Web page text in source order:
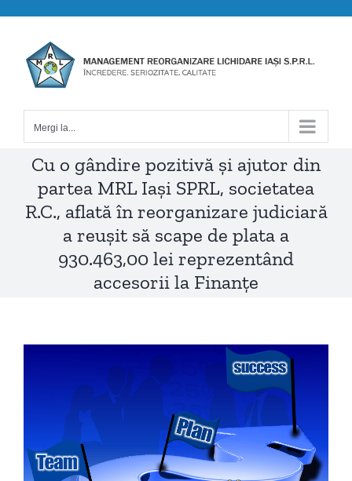
content
Mergi la...
Cu o gândire pozitivă și ajutor din
partea MRL Iași SPRL, societatea
R.C., aflată în reorganizare judiciară
a reușit să scape de plata a
930.463,00 lei reprezentând
accesorii la Finanțe